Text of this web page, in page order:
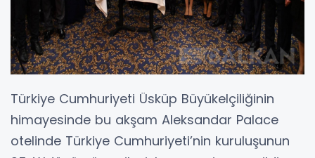
Türkiye Cumhuriyeti Üsküp Büyükelçiliğinin
himayesinde bu akşam Aleksandar Palace
otelinde Türkiye Cumhuriyeti’nin kuruluşunun